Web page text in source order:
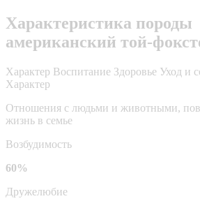
Характеристика породы
американский той-
Характер Воспитание Здоровье Уход и
Характер
Отношения с людьми и животными,
жизнь в семье
Возбудимость
60%
Дружелюбие